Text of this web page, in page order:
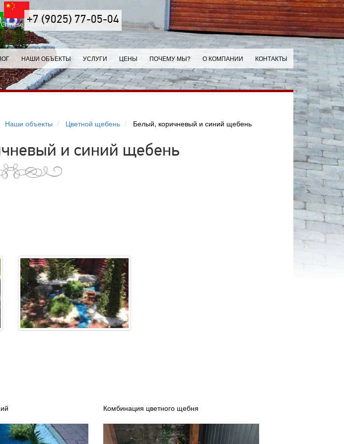
customers
+7 (9025) 77-05-04
НАШИ ОБЪЕКТЫ УСЛУГИ ЦЕНЫ ПОЧЕМУ МЫ? О КОМПАНИИ КОНТАКТЫ
Наши объекты Цветной щебень Белый, коричневый и синий щебень
и синий щебень
Комбинация цветного щебня